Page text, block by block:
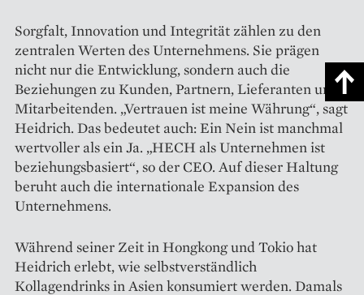
Sorgfalt, Innovation und ­Integrität zählen zu den
zentralen Werten des Unternehmens. Sie prägen
nicht nur die Entwicklung, sondern auch die
Beziehungen zu Kunden, Partnern, Lieferanten und
Mitarbeitenden. ­„Vertrauen ist meine Währung“, sagt
Heidrich. Das bedeutet auch: Ein Nein ist manchmal
wertvoller als ein Ja. „HECH als Unternehmen ist
beziehungsbasiert“, so der CEO. Auf dieser Haltung
beruht auch die internationale Expansion des
Unternehmens.
Während seiner Zeit in Hongkong und Tokio hat
Heidrich erlebt, wie selbstverständlich
Kollagendrinks in Asien konsumiert werden. Damals